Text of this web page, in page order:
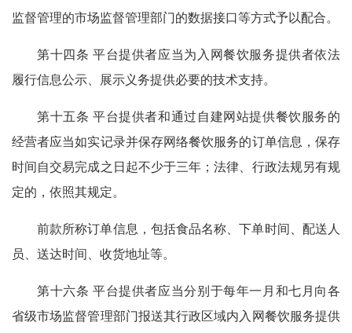
监督管理的市场监督管理部门的数据接口等方式予以配合。
第十四条 平台提供者应当为入网餐饮服务提供者依法
履行信息公示、展示义务提供必要的技术支持。
第十五条 平台提供者和通过自建网站提供餐饮服务的
经营者应当如实记录并保存网络餐饮服务的订单信息，保存
时间自交易完成之日起不少于三年；法律、行政法规另有规
定的，依照其规定。
前款所称订单信息，包括食品名称、下单时间、配送人
员、送达时间、收货地址等。
第十六条 平台提供者应当分别于每年一月和七月向各
省级市场监督管理部门报送其行政区域内入网餐饮服务提供